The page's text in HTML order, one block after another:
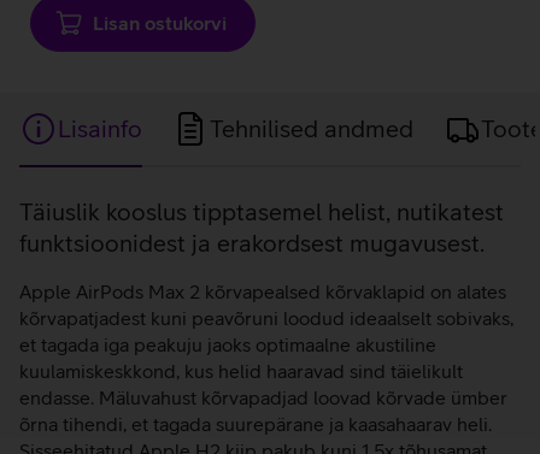
Lisan ostukorvi
Lisainfo Tehnilised andmed
Lisainfo
Täiuslik kooslus tipptasemel helist, nutikatest
funktsioonidest ja erakordsest mugavusest.
Apple AirPods Max 2 kõrvapealsed kõrvaklapid on alates
kõrvapatjadest kuni peavõruni loodud ideaalselt sobivaks,
et tagada iga peakuju jaoks optimaalne akustiline
kuulamiskeskkond, kus helid haaravad sind täielikult
endasse. Mäluvahust kõrvapadjad loovad kõrvade ümber
õrna tihendi, et tagada suurepärane ja kaasahaarav heli.